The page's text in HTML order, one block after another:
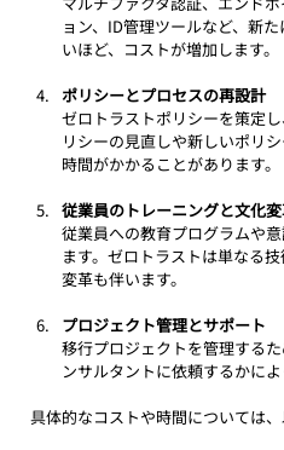
ョン、ID管理ツールなど、新
いほど、コストが増加します。
ポリシーとプロセスの再設計
ゼロトラストポリシーを策定
リシーの見直しや新しいポリ
時間がかかることがあります。
従業員のトレーニングと文化
従業員への教育プログラムや
ます。ゼロトラストは単なる
変革も伴います。
プロジェクト管理とサポート
移行プロジェクトを管理する
ンサルタントに依頼するかに
具体的なコストや時間については、